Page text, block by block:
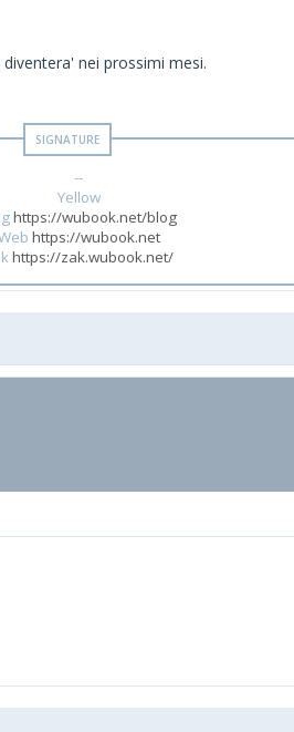
nei prossimi mesi.
--
Yellow
https://wubook.net/blog
https://wubook.net
https://zak.wubook.net/